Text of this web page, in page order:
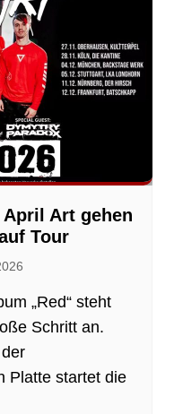
April Art gehen
Tour
„Red“ steht
Schritt an.
Platte startet die